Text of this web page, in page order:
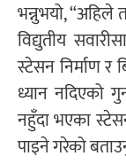
भन्नुभयो, “अहिले
विद्युतीय
स्टेसन निर्माण र
ध्यान नदिएको
नहुँदा भएका
पाइने गरेको